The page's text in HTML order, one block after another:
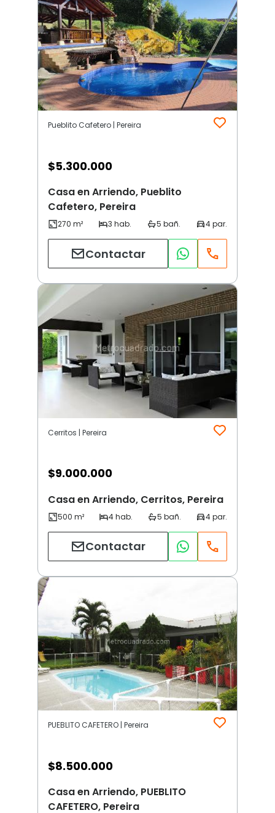
Pueblito Cafetero | Pereira
$5.300.000
Casa en Arriendo, Pueblito
Cafetero, Pereira
Contactar
Cerritos | Pereira
$9.000.000
Casa en Arriendo, Cerritos, Pereira
Contactar
PUEBLITO CAFETERO | Pereira
$8.500.000
Casa en Arriendo, PUEBLITO
CAFETERO, Pereira